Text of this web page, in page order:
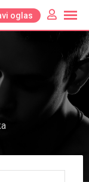
oglas